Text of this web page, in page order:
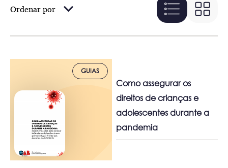
Ordenar por
GUIAS
Como assegurar os
direitos de crianças e
adolescentes durante a
pandemia